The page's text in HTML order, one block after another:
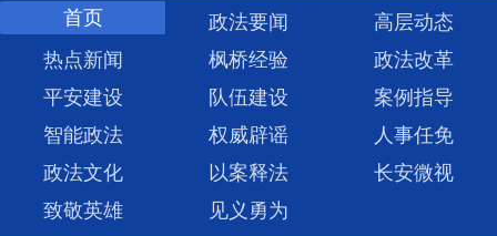
首页 政法要闻
高层动态
热点新闻
枫桥经验
政法改革
平安建设
队伍建设
案例指导
智能政法
权威辟谣
人事任免
政法文化
以案释法
长安微视
致敬英雄
见义勇为